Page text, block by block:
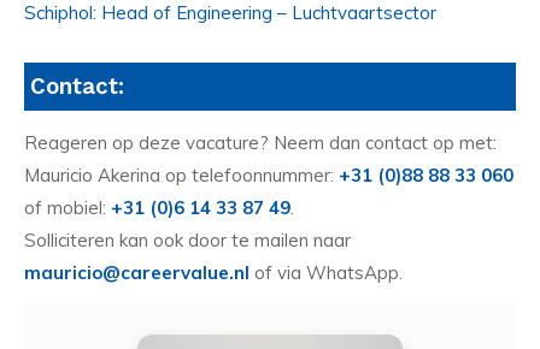
Schiphol: Head of Engineering – Luchtvaartsector
Contact:
Reageren op deze vacature? Neem dan contact op met:
Mauricio Akerina op telefoonnummer: +31 (0)88 88 33 060
of mobiel: +31 (0)6 14 33 87 49
Solliciteren kan ook door te mailen naar
mauricio@careervalue.nl of via WhatsApp.